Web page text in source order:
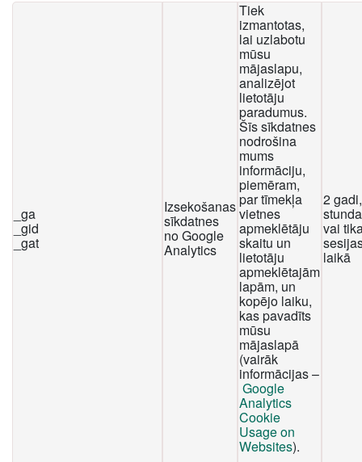
_ga
_gid
_gat
Izsekošanas
sīkdatnes
no Google
Analytics
Tiek
izmantotas,
lai uzlabotu
mūsu
mājaslapu,
analizējot
lietotāju
paradumus.
Šīs sīkdatnes
nodrošina
mums
informāciju,
piemēram,
par tīmekļa
vietnes
apmeklētāju
skaitu un
lietotāju
apmeklētajām
lapām, un
kopējo laiku,
kas pavadīts
mūsu
mājaslapā
(vairāk
informācijas –
Google
Analytics
Cookie
Usage on
Websites).
2
vai
laikā